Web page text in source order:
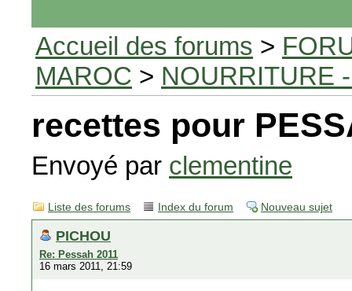
Accueil des forums >
MAROC > NOURRITURE
recettes pour
Envoyé par clementine
Liste des forums Index du forum Nouveau sujet
PICHOU
Re: Pessah 2011
16 mars 2011, 21:59